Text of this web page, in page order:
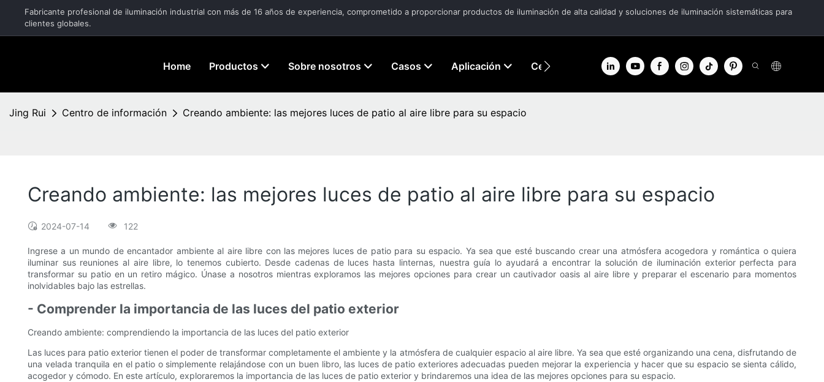
Fabricante profesional de iluminación industrial con más de 16 años de experiencia, comprometido a proporcionar productos de iluminación de alta calidad y soluciones de iluminación sistemáticas para
clientes globales.
Home Productos Sobre nosotros Casos Aplicación Centro de información Contacto
Jing Rui Centro de información Creando ambiente: las mejores luces de patio al aire libre para su espacio
Creando ambiente: las mejores luces de patio al aire libre para su espacio
2024-07-14 122
Ingrese a un mundo de encantador ambiente al aire libre con las mejores luces de patio para su espacio. Ya sea que esté buscando crear una atmósfera acogedora y romántica o quiera
iluminar sus reuniones al aire libre, lo tenemos cubierto. Desde cadenas de luces hasta linternas, nuestra guía lo ayudará a encontrar la solución de iluminación exterior perfecta para
transformar su patio en un retiro mágico. Únase a nosotros mientras exploramos las mejores opciones para crear un cautivador oasis al aire libre y preparar el escenario para momentos
inolvidables bajo las estrellas.
- Comprender la importancia de las luces del patio exterior
Creando ambiente: comprendiendo la importancia de las luces del patio exterior
Las luces para patio exterior tienen el poder de transformar completamente el ambiente y la atmósfera de cualquier espacio al aire libre. Ya sea que esté organizando una cena, disfrutando de
una velada tranquila en el patio o simplemente relajándose con un buen libro, las luces de patio exteriores adecuadas pueden mejorar la experiencia y hacer que su espacio se sienta cálido,
acogedor y cómodo. En este artículo, exploraremos la importancia de las luces de patio exterior y brindaremos una idea de las mejores opciones para su espacio.